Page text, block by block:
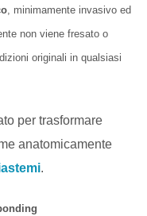
, minimamente invasivo ed
non viene fresato o
originali in qualsiasi
per trasformare
anatomicamente
.